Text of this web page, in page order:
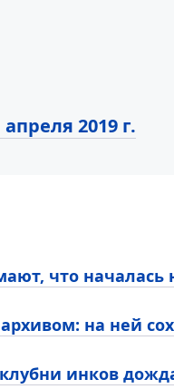
апреля 2019 г.
что началась
на ней
инков